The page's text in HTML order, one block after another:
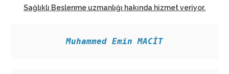
Sağlıklı Beslenme uzmanlığı hakında hizmet veriyor.
Muhammed Emin MACİT